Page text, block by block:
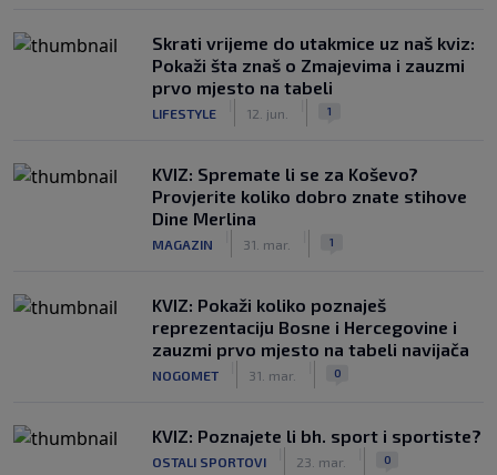
Skrati vrijeme do utakmice uz naš kviz:
Pokaži šta znaš o Zmajevima i zauzmi
prvo mjesto na tabeli
LIFESTYLE 12. jun. 1
KVIZ: Spremate li se za Koševo?
Provjerite koliko dobro znate stihove
Dine Merlina
MAGAZIN 31. mar. 1
KVIZ: Pokaži koliko poznaješ
reprezentaciju Bosne i Hercegovine i
zauzmi prvo mjesto na tabeli navijača
NOGOMET 31. mar. 0
KVIZ: Poznajete li bh. sport i sportiste?
OSTALI SPORTOVI 23. mar. 0